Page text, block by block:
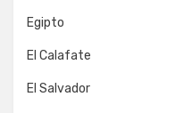
Egipto
El Calafate
El Salvador